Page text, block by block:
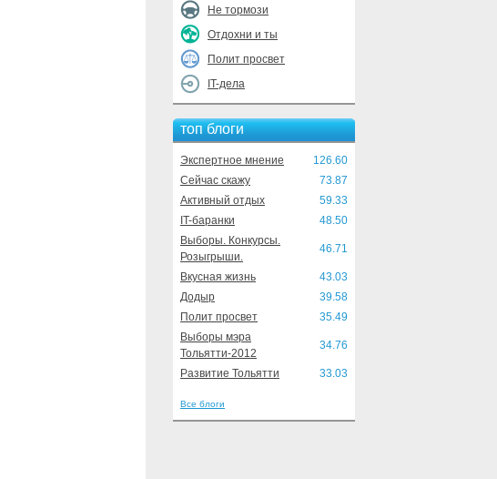
Не тормози
Отдохни и ты
Полит просвет
IT-дела
топ блоги
Экспертное мнение
126.60
Сейчас скажу
73.87
Активный отдых
59.33
IT-баранки
48.50
Выборы. Конкурсы.
Розыгрыши.
46.71
Вкусная жизнь
43.03
Додыр
39.58
Полит просвет
35.49
Выборы мэра
Тольятти-2012
34.76
Развитие Тольятти 33.03
Все блоги